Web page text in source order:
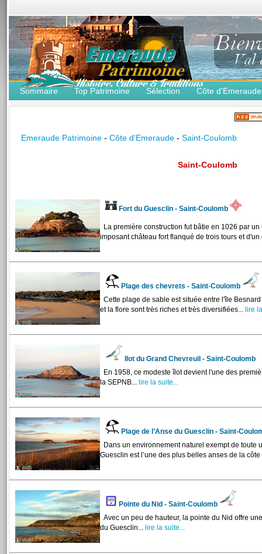
Sommaire Top Patrimoine Sélection Côte d'Emeraude
Emeraude Patrimoine - Côte d'Emeraude - Saint-Coulomb
Saint-Coulomb
Fort du Guesclin - Saint-Coulomb
La première construction fut bâtie en 1026 par
imposant château fort flanqué de trois tours et d'un
Plage des chevrets - Saint-Coulomb
Cette plage de sable est située entre l'île
et la flore sont très riches et très diversifiées... lire
Ilot du Grand Chevreuil - Saint-Coulomb
En 1958, ce modeste îlot devient l'une des
la SEPNB... lire la suite...
Plage de l’Anse du Guesclin - Saint-
Dans un environnement naturel exempt de toute
Guesclin est l’une des plus belles anses de la côte
Pointe du Nid - Saint-Coulomb
Avec un peu de hauteur, la pointe du Nid offre
du Guesclin... lire la suite...